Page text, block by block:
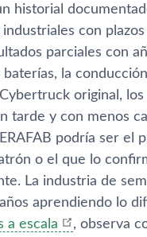
historial
con
parciales con
baterías, la
original,
tarde y con menos
podría ser el
o el que lo
La industria de
aprendiendo lo
a escala
, observa